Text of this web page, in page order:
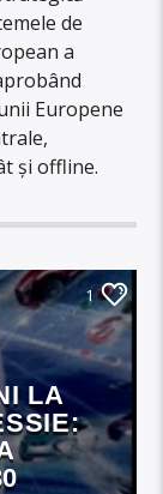
de
a
Europene
și offline.
1
LA